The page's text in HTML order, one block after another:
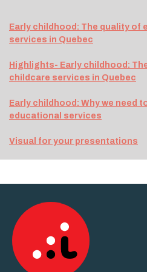
Early childhood: The quality of
services in Quebec
Highlights- Early childhood:
childcare services in Quebec
Early childhood: Why we need
educational services
Visual for your presentations